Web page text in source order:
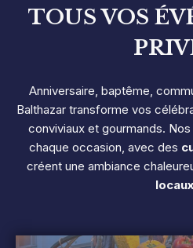
TOUS VOS
Anniversaire, baptême,
Balthazar transforme vos
conviviaux et gourmands.
chaque occasion, avec des
créent une ambiance
locaux